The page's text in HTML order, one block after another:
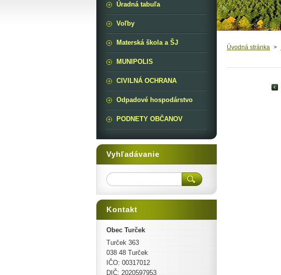
Úvodná stránka >
Úradná tabuľa
Voľby
Materská škola a ŠJ
MUNIPOLIS
CIVILNÁ OCHRANA
Odpadové hospodárstvo
PODNETY OBČANOV
Vyhľadávanie
Kontakt
Obec Turček
Turček 363
038 48 Turček
IČO: 00317012
DIČ: 2020597953